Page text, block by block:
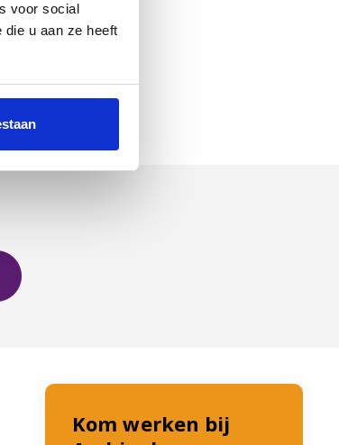
voor social
u aan ze heeft
Kom werken bij